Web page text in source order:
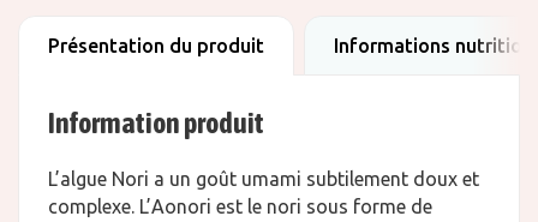
Présentation du produit Informations
Information produit
L’algue Nori a un goût umami subtilement doux et
complexe. L’Aonori est le nori sous forme de